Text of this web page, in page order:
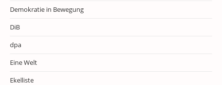
Demokratie in Bewegung
DiB
dpa
Eine Welt
Ekelliste